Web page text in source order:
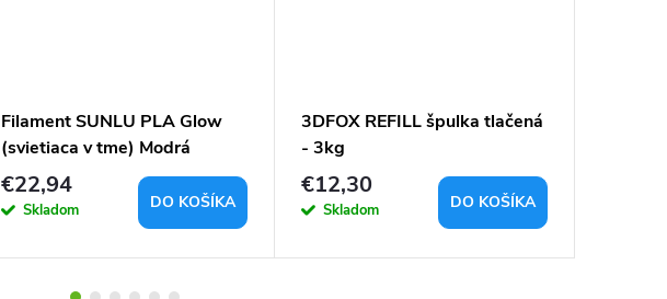
Filament SUNLU PLA Glow
(svietiaca v tme) Modrá
1,75mm 1kg
€22,94
Skladom DO KOŠÍKA
3DFOX REFILL špulka tlačená
- 3kg
€12,30
Skladom DO KOŠÍKA